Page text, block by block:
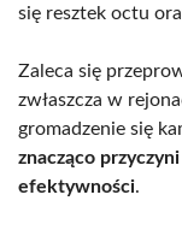
się resztek octu
Zaleca się
zwłaszcza w
gromadzenie się
znacząco
efektywności.